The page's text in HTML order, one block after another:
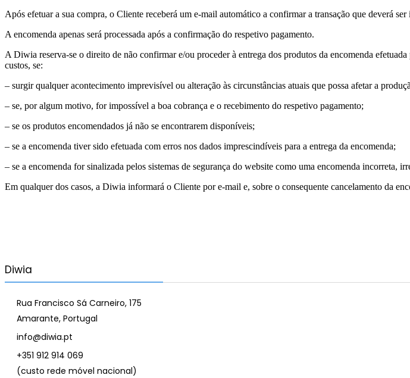
Após efetuar a sua compra, o Cliente receberá um e-mail automático a confirmar a transação que deverá
A encomenda apenas será processada após a confirmação do respetivo pagamento.
A Diwia reserva-se o direito de não confirmar e/ou proceder à entrega dos produtos da encomenda
custos, se:
– surgir qualquer acontecimento imprevisível ou alteração às circunstâncias atuais que possa afetar a
– se, por algum motivo, for impossível a boa cobrança e o recebimento do respetivo pagamento;
– se os produtos encomendados já não se encontrarem disponíveis;
– se a encomenda tiver sido efetuada com erros nos dados imprescindíveis para a entrega da encomenda;
– se a encomenda for sinalizada pelos sistemas de segurança do website como uma encomenda incorreta,
Em qualquer dos casos, a Diwia informará o Cliente por e-mail e, sobre o consequente cancelamento da
Diwia
Rua Francisco Sá Carneiro, 175
Amarante, Portugal
info@diwia.pt
+351 912 914 069
(custo rede móvel nacional)